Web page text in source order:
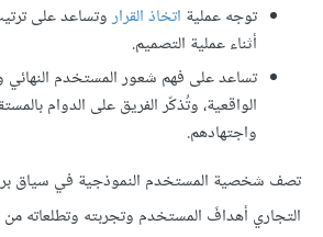
توجه عملية اتخاذ القراروتساعد على
أثناء عملية التصميم.
تساعد على فهم شعور المستخدم النهائي
الواقعية، وتُذكّر الفريق على الدوام
واجتهادهم.
تصف شخصية المستخدم النموذجية في سياق
التجاري أهدافَ المستخدم وتجربته وتطلعاته من